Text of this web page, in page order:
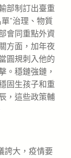
部制訂出臺重
”治理、物質
會同重點外資
方面，加年夜
圓規刺入他的
。穩鏈強鏈，
固生孩子和重
，這些政策輔
大，疫情要